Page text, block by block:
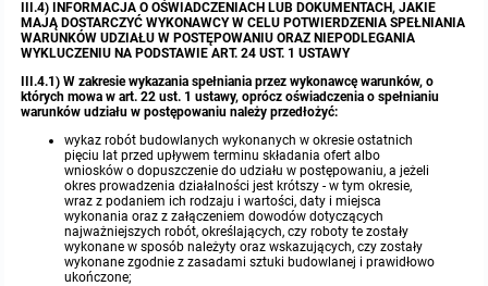
III.4) INFORMACJA O OŚWIADCZENIACH LUB DOKUMENTACH, JAKIE
MAJĄ DOSTARCZYĆ WYKONAWCY W CELU POTWIERDZENIA SPEŁNIANIA
WARUNKÓW UDZIAŁU W POSTĘPOWANIU ORAZ NIEPODLEGANIA
WYKLUCZENIU NA PODSTAWIE ART. 24 UST. 1 USTAWY
III.4.1) W zakresie wykazania spełniania przez wykonawcę warunków, o
których mowa w art. 22 ust. 1 ustawy, oprócz oświadczenia o spełnianiu
warunków udziału w postępowaniu należy przedłożyć:
wykaz robót budowlanych wykonanych w okresie ostatnich
pięciu lat przed upływem terminu składania ofert albo
wniosków o dopuszczenie do udziału w postępowaniu, a jeżeli
okres prowadzenia działalności jest krótszy - w tym okresie,
wraz z podaniem ich rodzaju i wartości, daty i miejsca
wykonania oraz z załączeniem dowodów dotyczących
najważniejszych robót, określających, czy roboty te zostały
wykonane w sposób należyty oraz wskazujących, czy zostały
wykonane zgodnie z zasadami sztuki budowlanej i prawidłowo
ukończone;